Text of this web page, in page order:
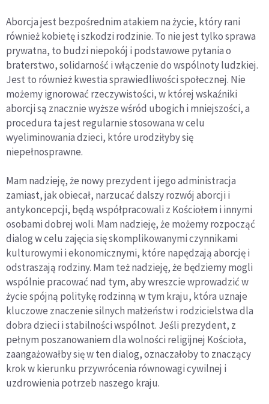
Aborcja jest bezpośrednim atakiem na życie, który rani
również kobietę i szkodzi rodzinie. To nie jest tylko sprawa
prywatna, to budzi niepokój i podstawowe pytania o
braterstwo, solidarność i włączenie do wspólnoty ludzkiej.
Jest to również kwestia sprawiedliwości społecznej. Nie
możemy ignorować rzeczywistości, w której wskaźniki
aborcji są znacznie wyższe wśród ubogich i mniejszości, a
procedura ta jest regularnie stosowana w celu
wyeliminowania dzieci, które urodziłyby się
niepełnosprawne.
Mam nadzieję, że nowy prezydent i jego administracja
zamiast, jak obiecał, narzucać dalszy rozwój aborcji i
antykoncepcji, będą współpracowali z Kościołem i innymi
osobami dobrej woli. Mam nadzieję, że możemy rozpocząć
dialog w celu zajęcia się skomplikowanymi czynnikami
kulturowymi i ekonomicznymi, które napędzają aborcję i
odstraszają rodziny. Mam też nadzieję, że będziemy mogli
wspólnie pracować nad tym, aby wreszcie wprowadzić w
życie spójną politykę rodzinną w tym kraju, która uznaje
kluczowe znaczenie silnych małżeństw i rodzicielstwa dla
dobra dzieci i stabilności wspólnot. Jeśli prezydent, z
pełnym poszanowaniem dla wolności religijnej Kościoła,
zaangażowałby się w ten dialog, oznaczałoby to znaczący
krok w kierunku przywrócenia równowagi cywilnej i
uzdrowienia potrzeb naszego kraju.